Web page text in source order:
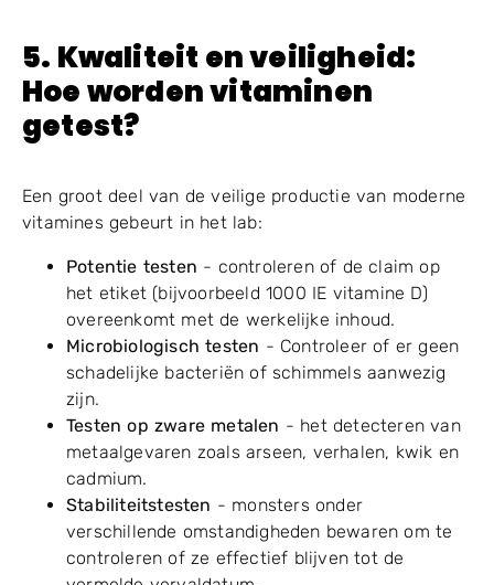
5. Kwaliteit en veiligheid:
Hoe worden vitaminen
getest?
Een groot deel van de veilige productie van moderne
vitamines gebeurt in het lab:
Potentie testen - controleren of de claim op
het etiket (bijvoorbeeld 1000 IE vitamine D)
overeenkomt met de werkelijke inhoud.
Microbiologisch testen - Controleer of er geen
schadelijke bacteriën of schimmels aanwezig
zijn.
Testen op zware metalen - het detecteren van
metaalgevaren zoals arseen, verhalen, kwik en
cadmium.
Stabiliteitstesten - monsters onder
verschillende omstandigheden bewaren om te
controleren of ze effectief blijven tot de